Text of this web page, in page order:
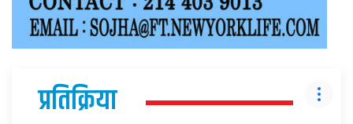
प्रतिक्रिया